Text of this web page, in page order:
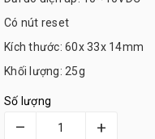
Có nút reset
Kích thước: 60x 33x 14mm
Khối lượng: 25g
Số lượng
– +